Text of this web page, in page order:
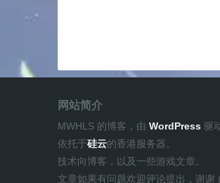
网站简介
MWHLS 的博客，由 WordPress 驱
依托于硅云的香港服务器。
技术向博客，以及一些游戏文章。
文章如果有问题欢迎评论提出，谢